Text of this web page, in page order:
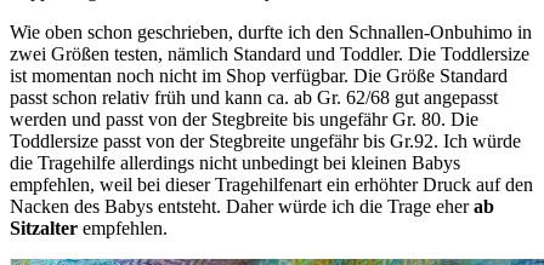
Wie oben schon geschrieben, durfte ich den Schnallen-Onbuhimo in
zwei Größen testen, nämlich Standard und Toddler. Die Toddlersize
ist momentan noch nicht im Shop verfügbar. Die Größe Standard
passt schon relativ früh und kann ca. ab Gr. 62/68 gut angepasst
werden und passt von der Stegbreite bis ungefähr Gr. 80. Die
Toddlersize passt von der Stegbreite ungefähr bis Gr.92. Ich würde
die Tragehilfe allerdings nicht unbedingt bei kleinen Babys
empfehlen, weil bei dieser Tragehilfenart ein erhöhter Druck auf den
Nacken des Babys entsteht. Daher würde ich die Trage eherab
Sitzalter empfehlen.